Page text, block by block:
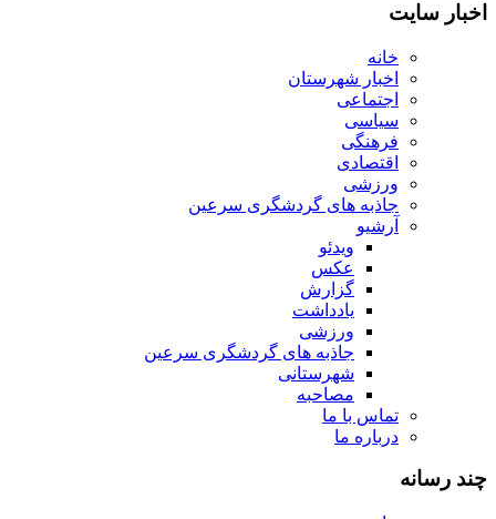
اخبار سایت
خانه
اخبار شهرستان
اجتماعی
سیاسی
فرهنگی
اقتصادی
ورزشی
جاذبه های گردشگری سرعین
آرشیو
ویدئو
عکس
گزارش
یادداشت
ورزشی
جاذبه های گردشگری سرعین
شهرستانی
مصاحبه
تماس با ما
درباره ما
چند رسانه